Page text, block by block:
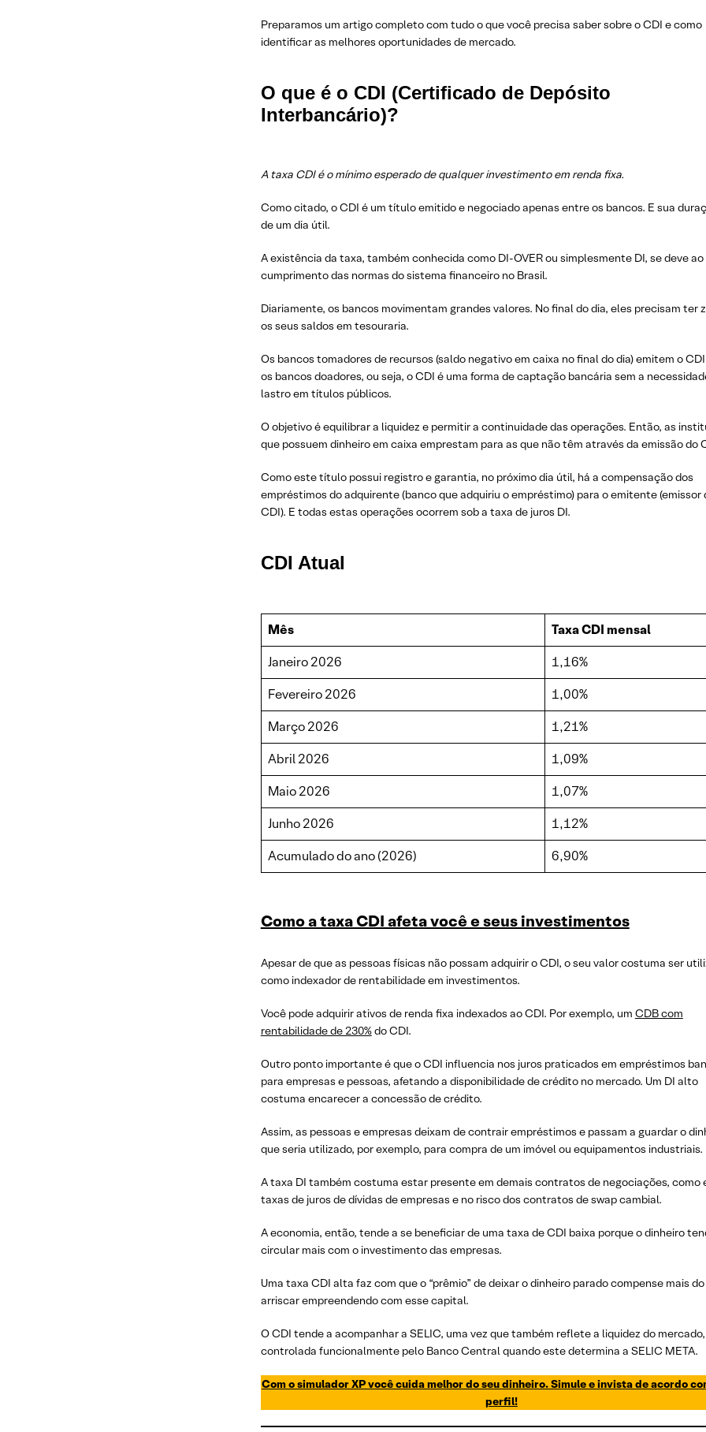
Preparamos um artigo completo com tudo o que você precisa saber sobre o CDI e como
identificar as melhores oportunidades de mercado.
O que é o CDI (Certificado de Depósito
Interbancário)?
A taxa CDI é o mínimo esperado de qualquer investimento em renda fixa.
Como citado, o CDI é um título emitido e negociado apenas entre os bancos. E sua
de um dia útil.
A existência da taxa, também conhecida como DI-OVER ou simplesmente DI, se deve ao
cumprimento das normas do sistema financeiro no Brasil.
Diariamente, os bancos movimentam grandes valores. No final do dia, eles precisam ter
os seus saldos em tesouraria.
Os bancos tomadores de recursos (saldo negativo em caixa no final do dia) emitem o
os bancos doadores, ou seja, o CDI é uma forma de captação bancária sem a
lastro em títulos públicos.
O objetivo é equilibrar a liquidez e permitir a continuidade das operações. Então, as
que possuem dinheiro em caixa emprestam para as que não têm através da emissão do
Como este título possui registro e garantia, no próximo dia útil, há a compensação dos
empréstimos do adquirente (banco que adquiriu o empréstimo) para o emitente (emissor
CDI). E todas estas operações ocorrem sob a taxa de juros DI.
CDI Atual
Mês
Taxa CDI mensal
Janeiro 2026
1,16%
Fevereiro 2026
1,00%
Março 2026
1,21%
Abril 2026
1,09%
Maio 2026
1,07%
Junho 2026
1,12%
Acumulado do ano (2026)
6,90%
Como a taxa CDI afeta você e seus investimentos
Apesar de que as pessoas físicas não possam adquirir o CDI, o seu valor costuma ser
como indexador de rentabilidade em investimentos.
Você pode adquirir ativos de renda fixa indexados ao CDI. Por exemplo, um CDB com
rentabilidade de 230%do CDI.
Outro ponto importante é que o CDI influencia nos juros praticados em empréstimos
para empresas e pessoas, afetando a disponibilidade de crédito no mercado. Um DI alto
costuma encarecer a concessão de crédito.
Assim, as pessoas e empresas deixam de contrair empréstimos e passam a guardar o
que seria utilizado, por exemplo, para compra de um imóvel ou equipamentos industriais.
A taxa DI também costuma estar presente em demais contratos de negociações, como
taxas de juros de dívidas de empresas e no risco dos contratos de swap cambial.
A economia, então, tende a se beneficiar de uma taxa de CDI baixa porque o dinheiro
circular mais com o investimento das empresas.
Uma taxa CDI alta faz com que o “prêmio” de deixar o dinheiro parado compense mais
arriscar empreendendo com esse capital.
O CDI tende a acompanhar a SELIC, uma vez que também reflete a liquidez do mercado,
controlada funcionalmente pelo Banco Central quando este determina a SELIC META.
Com o simulador XP você cuida melhor do seu dinheiro. Simule e invista de acordo
perfil!